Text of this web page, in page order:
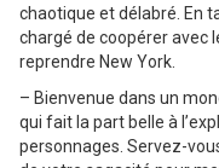
chaotique et délabré. En
chargé de coopérer avec
reprendre New York.
– Bienvenue dans un
qui fait la part belle à
personnages. Servez-